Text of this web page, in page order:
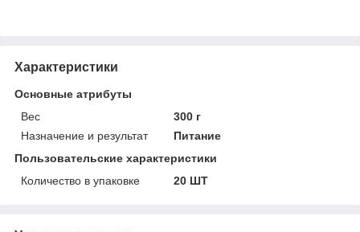
Характеристики
Основные атрибуты
Вес
300 г
Назначение и результат
Питание
Пользовательские характеристики
Количество в упаковке
20 ШТ